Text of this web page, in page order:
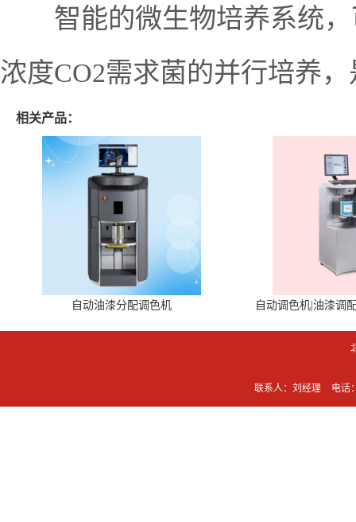
智能的微生物培养系统，
浓度CO2需求菌的并行培养
相关产品：
自动油漆分配调色机 自动调色机|油漆调
联系人：刘经理 电话